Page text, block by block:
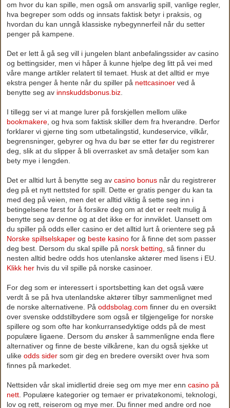
om hvor du kan spille, men også om ansvarlig spill, vanlige regler,
hva begreper som odds og innsats faktisk betyr i praksis, og
hvordan du kan unngå klassiske nybegynnerfeil når du setter
penger på kampene.
Det er lett å gå seg vill i jungelen blant anbefalingssider av casino
og bettingsider, men vi håper å kunne hjelpe deg litt på vei med
våre mange artikler relatert til temaet. Husk at det alltid er mye
ekstra penger å hente når du spiller på nettcasinoer ved å
benytte seg av innskuddsbonus.biz
I tillegg ser vi at mange lurer på forskjellen mellom ulike
bookmakere , og hva som faktisk skiller dem fra hverandre. Derfor
forklarer vi gjerne ting som utbetalingstid, kundeservice, vilkår,
begrensninger, gebyrer og hva du bør se etter før du registrerer
deg, slik at du slipper å bli overrasket av små detaljer som kan
bety mye i lengden.
Det er alltid lurt å benytte seg av casino bonus når du registrerer
deg på et nytt nettsted for spill. Dette er gratis penger du kan ta
med deg på veien, men det er alltid viktig å sette seg inn i
betingelsene først for å forsikre deg om at det er reelt mulig å
benytte seg av denne og at det ikke er for innviklet. Uansett om
du spiller på odds eller casino er det alltid lurt å orientere seg på
Norske spillselskaper og beste kasino for å finne det som passer
deg best. Dersom du skal spille på norsk betting , så finner du
nesten alltid bedre odds hos utenlanske aktører med lisens i EU.
Klikk her hvis du vil spille på norske casinoer.
For deg som er interessert i sportsbetting kan det også være
verdt å se på hva utenlandske aktører tilbyr sammenlignet med
de norske alternativene. På oddsbolag.com finner du en oversikt
over svenske oddstilbydere som også er tilgjengelige for norske
spillere og som ofte har konkurransedyktige odds på de mest
populære ligaene. Dersom du ønsker å sammenligne enda flere
alternativer og finne de beste vilkårene, kan du også sjekke ut
ulike odds sider som gir deg en bredere oversikt over hva som
finnes på markedet.
Nettsiden vår skal imidlertid dreie seg om mye mer enn casino på
nett . Populære kategorier og temaer er privatøkonomi, teknologi,
lov og rett, reiserom og mye mer. Du finner med andre ord noe